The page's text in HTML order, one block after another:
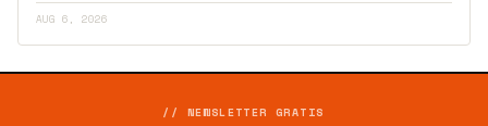
AUG 6, 2026
// NEWSLETTER GRATIS